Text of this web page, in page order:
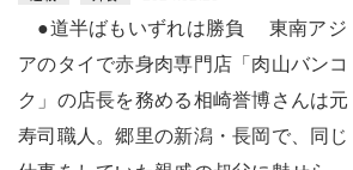
●道半ばもいずれは勝負 東南アジ
アのタイで赤身肉専門店「肉山バンコ
ク」の店長を務める相崎誉博さんは元
寿司職人。郷里の新潟・長岡で、同じ